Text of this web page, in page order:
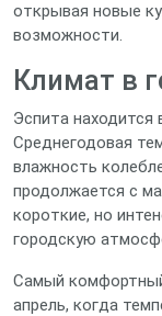
открывая новые
возможности.
Климат в
Эспита находится
Среднегодовая
влажность
продолжается с
короткие, но
городскую
Самый
апрель, когда